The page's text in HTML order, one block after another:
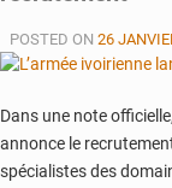
don
d’une
multimédia
à
un
POSTED ON 26
Dans une note
annonce le
spécialistes des